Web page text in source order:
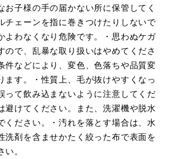
お子様の手の届かない所に保管してく
チェーンを指に巻きつけたりしないで
よわなくなり危険です。・思わぬケガ
ので、乱暴な取り扱いはやめてくださ
件などにより、変色、色落ちや品質変
ます。・性質上、毛が抜けやすくなっ
って飲み込まないように注意してくだ
避けてください。また、洗濯機や脱水
ください。・汚れを落とす場合は、水
洗剤を含ませかたく絞った布で表面を
い。